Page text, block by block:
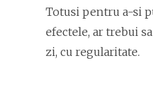
Totusi pentru a-si
efectele, ar trebui
zi, cu regularitate.